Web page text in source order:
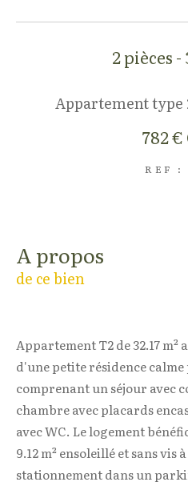
2 pièces -
Appartement type
782 €
REF :
a propos
de ce bien
Appartement T2 de 32.17 m²
d'une petite résidence
comprenant un séjour avec
chambre avec placards
avec WC. Le logement
9.12 m² ensoleillé et sans vis
stationnement dans un